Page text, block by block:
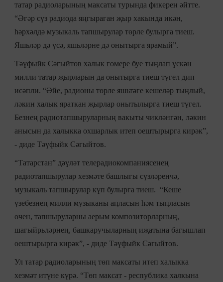
татар радиоларының максаты турында фикерен әйтте.
“Әгәр сүз радиода яңгыраган җыр хакында икән,
һәрхәлдә музыкаль тапшырулар төрле булырга тиеш.
Яшьләр дә үсә, яшьләрне дә онытырга ярамый”.
Тәүфыйк Сәгыйтов халык гомере буе тыңлап үскән
милли татар җырларын да онытырга тиеш түгел дип
исәпли. “Әйе, радионы төрле яшьтәге кешеләр тыңлый,
ләкин халык яраткан җырлар онытылырга тиеш түгел.
Безнең радиотапшыруларның вакыты чикләнгән, ләкин
анысын да халыкка охшарлык итеп оештырырга кирәк”,
- диде Тәүфыйк Сәгыйтов.
“Татарстан” дәүләт телерадиокомпаниясенең
радиотапшырулар хезмәте башлыгы сүзләренчә,
музыкаль тапшырулар күп булырга тиеш. “Кеше
үзебезнең милли музыканы аңласын һәм тыңласын
өчен, тапшыруларны аерым композиторларның,
шагыйрьләрнең, башкаручыларның иҗатына багышлап
оештырырга кирәк”, - диде Тәүфыйк Сәгыйтов.
Ул татар радиоларының төп максаты итеп халыкка
хезмәт итүне күрә. “Төп максат - республика халкына